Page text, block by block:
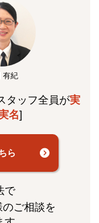
有紀
タッフ全員が実
名]
ら
で
のご相談を